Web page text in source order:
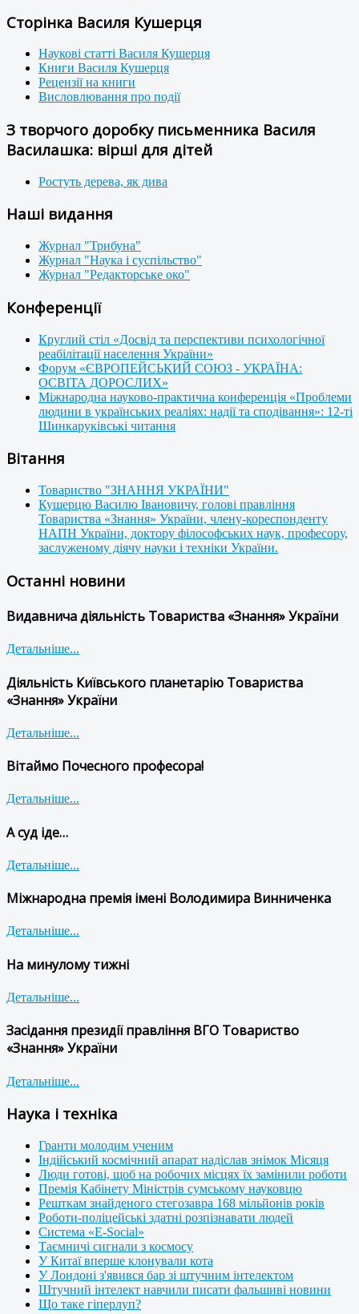
Сторінка Василя Кушерця
Наукові статті Василя Кушерця
Книги Василя Кушерця
Рецензії на книги
Висловлювання про події
З творчого доробку письменника Василя
Василашка: вірші для дітей
Ростуть дерева, як дива
Наші видання
Журнал "Трибуна"
Журнал "Наука і суспільство"
Журнал "Редакторське око"
Конференції
Круглий стіл «Досвід та перспективи психологічної
реабілітації населення України»
Форум «ЄВРОПЕЙСЬКИЙ СОЮЗ - УКРАЇНА:
ОСВІТА ДОРОСЛИХ»
Міжнародна науково-практична конференція «Проблеми
людини в українських реаліях: надії та сподівання»: 12-ті
Шинкаруківські читання
Вітання
Товариство "ЗНАННЯ УКРАЇНИ"
Кушерцю Василю Івановичу, голові правління
Товариства «Знання» України, члену-кореспонденту
НАПН України, доктору філософських наук, професору,
заслуженому діячу науки і техніки України.
Останні новини
Видавнича діяльність Товариства «Знання» України
Детальніше...
Діяльність Київського планетарію Товариства
«Знання» України
Детальніше...
Вітаймо Почесного професора!
Детальніше...
А суд іде…
Детальніше...
Міжнародна премія імені Володимира Винниченка
Детальніше...
На минулому тижні
Детальніше...
Засідання президії правління ВГО Товариство
«Знання» України
Детальніше...
Наука і техніка
Гранти молодим ученим
Індійський космічний апарат надіслав знімок Місяця
Люди готові, щоб на робочих місцях їх замінили роботи
Премія Кабінету Міністрів сумському науковцю
Решткам знайденого стегозавра 168 мільйонів років
Роботи-поліцейські здатні розпізнавати людей
Система «E-Social»
Таємничі сигнали з космосу
У Китаї вперше клонували кота
У Лондоні з'явився бар зі штучним інтелектом
Штучний інтелект навчили писати фальшиві новини
Що таке гіперлуп?